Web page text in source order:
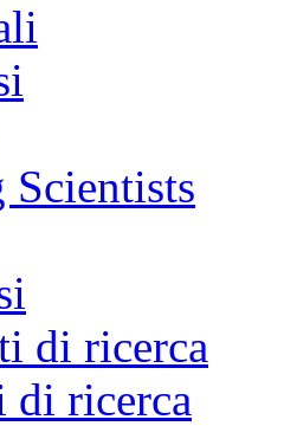
di ricerca
di ricerca